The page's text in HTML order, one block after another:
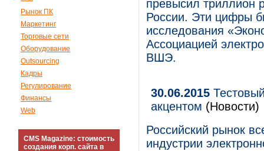
Рынок ПК
Маркетинг
Торговые сети
Оборудование
Outsourcing
Кадры
Регулирование
Финансы
Web
CMS Magazine: стоимость
создания корп. сайта в
превысил триллион
России. Эти цифры
исследования
Ассоциацией
ВШЭ.
30.06.2015
акцентом (Новости)
Российский рынок
индустрии